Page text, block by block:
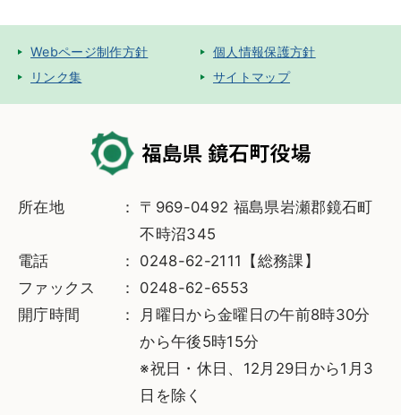
Webページ制作方針
個人情報保護方針
リンク集
サイトマップ
所在地
〒969-0492 福島県岩瀬郡鏡石町
不時沼345
電話
0248-62-2111【総務課】
ファックス
0248-62-6553
開庁時間
月曜日から金曜日の午前8時30分
から午後5時15分
※祝日・休日、12月29日から1月3
日を除く